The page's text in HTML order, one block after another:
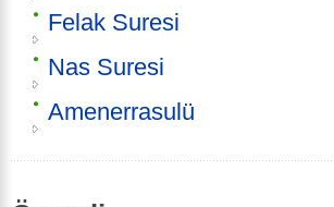
Felak Suresi
Nas Suresi
Amenerrasulü